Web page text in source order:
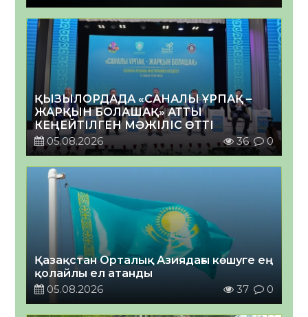
ҚЫЗЫЛОРДАДА «САНАЛЫ ҰРПАҚ –
ЖАРҚЫН БОЛАШАҚ» АТТЫ
КЕҢЕЙТІЛГЕН МӘЖІЛІС ӨТТІ
05.08.2026
36 0
Қазақстан Орталық Азиядағы көшуге ең
қолайлы ел атанды
05.08.2026
37 0